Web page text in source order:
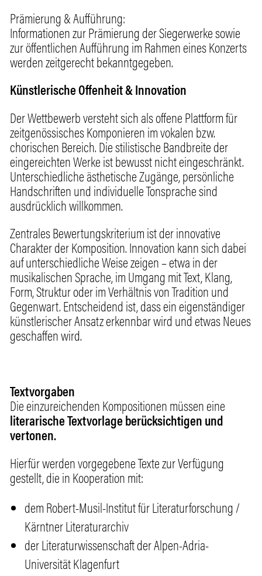
Prämierung & Aufführung:
Informationen zur Prämierung der Siegerwerke sowie
zur öffentlichen Aufführung im Rahmen eines Konzerts
werden zeitgerecht bekanntgegeben.
Künstlerische Offenheit & Innovation
Der Wettbewerb versteht sich als offene Plattform für
zeitgenössisches Komponieren im vokalen bzw.
chorischen Bereich. Die stilistische Bandbreite der
eingereichten Werke ist bewusst nicht eingeschränkt.
Unterschiedliche ästhetische Zugänge, persönliche
Handschriften und individuelle Tonsprache sind
ausdrücklich willkommen.
Zentrales Bewertungskriterium ist der innovative
Charakter der Komposition. Innovation kann sich dabei
auf unterschiedliche Weise zeigen – etwa in der
musikalischen Sprache, im Umgang mit Text, Klang,
Form, Struktur oder im Verhältnis von Tradition und
Gegenwart. Entscheidend ist, dass ein eigenständiger
künstlerischer Ansatz erkennbar wird und etwas Neues
geschaffen wird.
Textvorgaben
Die einzureichenden Kompositionen müssen eine
literarische Textvorlage berücksichtigen und
vertonen.
Hierfür werden vorgegebene Texte zur Verfügung
gestellt, die in Kooperation mit:
dem Robert-Musil-Institut für Literaturforschung /
Kärntner Literaturarchiv
der Literaturwissenschaft der Alpen-Adria-
Universität Klagenfurt